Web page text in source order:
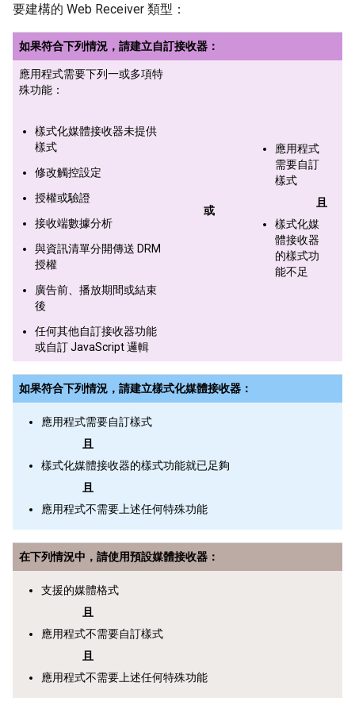
要建構的 Web Receiver 類型：
如果符合下列情況，請建立自訂接收器：
應用程式需要下列一或多項特
殊功能：
樣式化媒體接收器未提供
樣式
修改觸控設定
授權或驗證
接收端數據分析
與資訊清單分開傳送 DRM
授權
廣告前、播放期間或結束
後
任何其他自訂接收器功能
或自訂 JavaScript 邏輯
或
應用程式
需要自訂
樣式
且
樣式化媒
體接收器
的樣式功
能不足
如果符合下列情況，請建立樣式化媒體接收器：
應用程式需要自訂樣式
且
樣式化媒體接收器的樣式功能就已足夠
且
應用程式不需要上述任何特殊功能
在下列情況中，請使用預設媒體接收器：
支援的媒體格式
且
應用程式不需要自訂樣式
且
應用程式不需要上述任何特殊功能